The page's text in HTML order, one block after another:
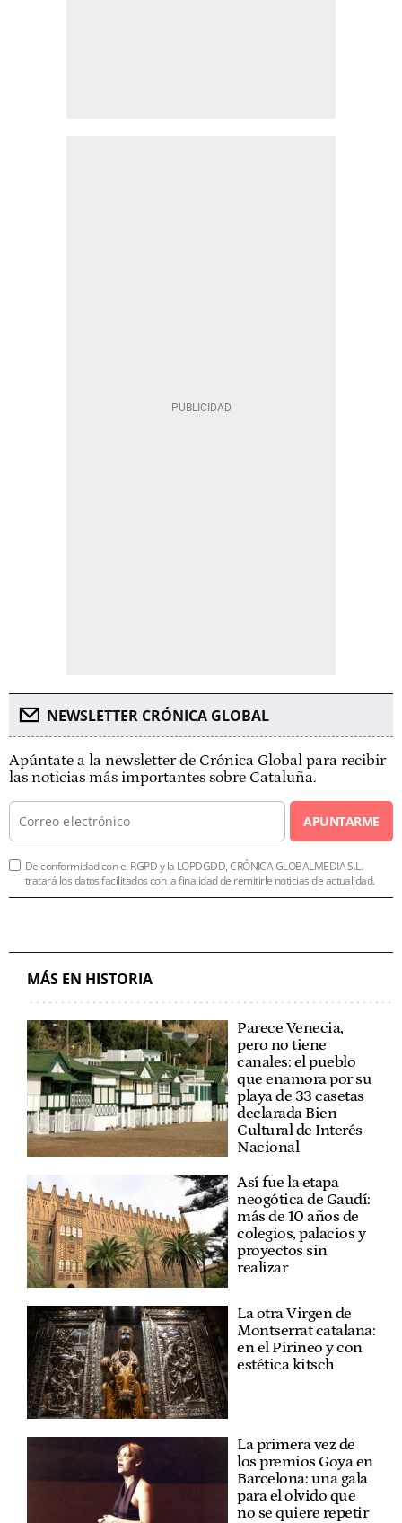
NEWSLETTER CRÓNICA GLOBAL
Apúntate a la newsletter de Crónica Global para recibir
las noticias más importantes sobre Cataluña.
APUNTARME
De conformidad con el RGPD y la LOPDGDD, CRÓNICA GLOBALMEDIA S.L.
tratará los datos facilitados con la finalidad de remitirle noticias de actualidad.
MÁS EN HISTORIA
Parece Venecia,
pero no tiene
canales: el pueblo
que enamora por su
playa de 33 casetas
declarada Bien
Cultural de Interés
Nacional
Así fue la etapa
neogótica de Gaudí:
más de 10 años de
colegios, palacios y
proyectos sin
realizar
La otra Virgen de
Montserrat catalana:
en el Pirineo y con
estética kitsch
La primera vez de
los premios Goya en
Barcelona: una gala
para el olvido que
no se quiere repetir